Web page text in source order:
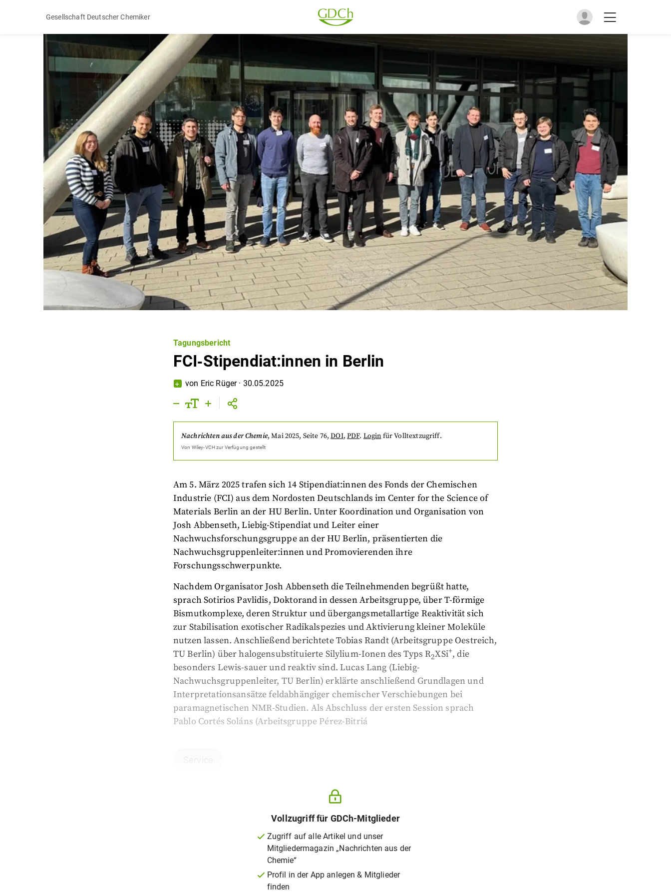
Gesellschaft Deutscher Chemiker
Tagungsbericht
FCI‐Stipendiat:innen in Berlin
von Eric Rüger· 30.05.2025
Nachrichten aus der Chemie,Mai 2025, Seite 76,DOI,PDF. Login für Volltextzugriff.
Von Wiley-VCHzur Verfügung gestellt
Am 5. März 2025 trafen sich 14 Stipendiat:innen des Fonds der Chemischen
Industrie (FCI) aus dem Nordosten Deutschlands im Center for the Science of
Materials Berlin an der HU Berlin. Unter Koordination und Organisation von
Josh Abbenseth, Liebig-Stipendiat und Leiter einer
Nachwuchsforschungsgruppe an der HU Berlin, präsentierten die
Nachwuchsgruppenleiter:innen und Promovierenden ihre
Forschungsschwerpunkte.
Nachdem Organisator Josh Abbenseth die Teilnehmenden begrüßt hatte,
sprach Sotirios Pavlidis, Doktorand in dessen Arbeitsgruppe, über T-förmige
Bismutkomplexe, deren Struktur und übergangsmetallartige Reaktivität sich
zur Stabilisation exotischer Radikalspezies und Aktivierung kleiner Moleküle
nutzen lassen. Anschließend berichtete Tobias Randt (Arbeitsgruppe Oestreich,
TU Berlin) über halogensubstituierte Silylium-Ionen des Typs R2XSi+, die
besonders Lewis-sauer und reaktiv sind. Lucas Lang (Liebig-
Nachwuchsgruppenleiter, TU Berlin) erklärte anschließend Grundlagen und
Interpretationsansätze feldabhängiger chemischer Verschiebungen bei
paramagnetischen NMR-Studien. Als Abschluss der ersten Session sprach
Pablo Cortés Soláns (Arbeitsgruppe Pérez-Bitriá
Vollzugriff für GDCh-Mitglieder
Zugriff auf alle Artikel und unser
Mitgliedermagazin „Nachrichten aus der
Chemie“
Profil in der App anlegen & Mitglieder
finden